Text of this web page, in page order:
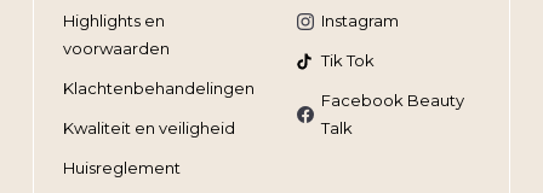
Highlights en
voorwaarden
Klachtenbehandelingen
Kwaliteit en veiligheid
Huisreglement
Instagram
Tik Tok
Facebook Beauty
Talk